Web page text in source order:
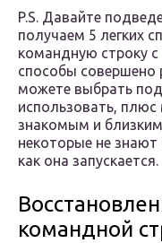
P.S. Давайте
получаем 5 легких
командную строку
способы совершено
можете выбрать
использовать,
знакомым и
некоторые не
как она запускается.
командной